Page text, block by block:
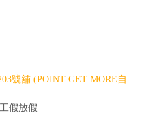
號舖 (POINT GET MORE自
假放假